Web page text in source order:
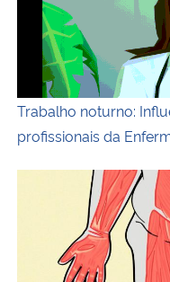
Trabalho noturno:
profissionais da
Ilustração horizontal